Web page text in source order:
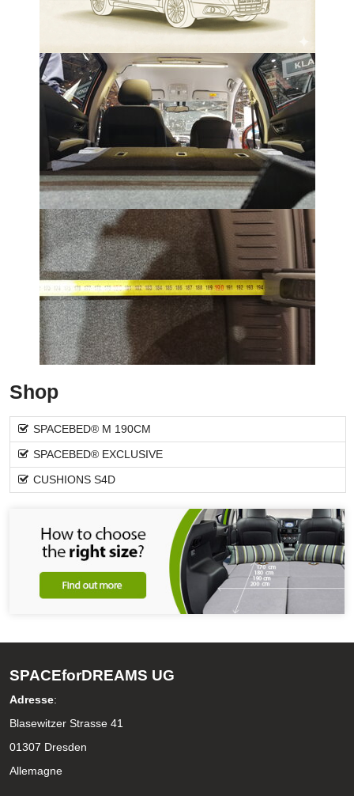
Shop
SPACEBED® M 190CM
SPACEBED® EXCLUSIVE
CUSHIONS S4D
SPACEforDREAMS UG
Adresse:
Blasewitzer Strasse 41
01307 Dresden
Allemagne